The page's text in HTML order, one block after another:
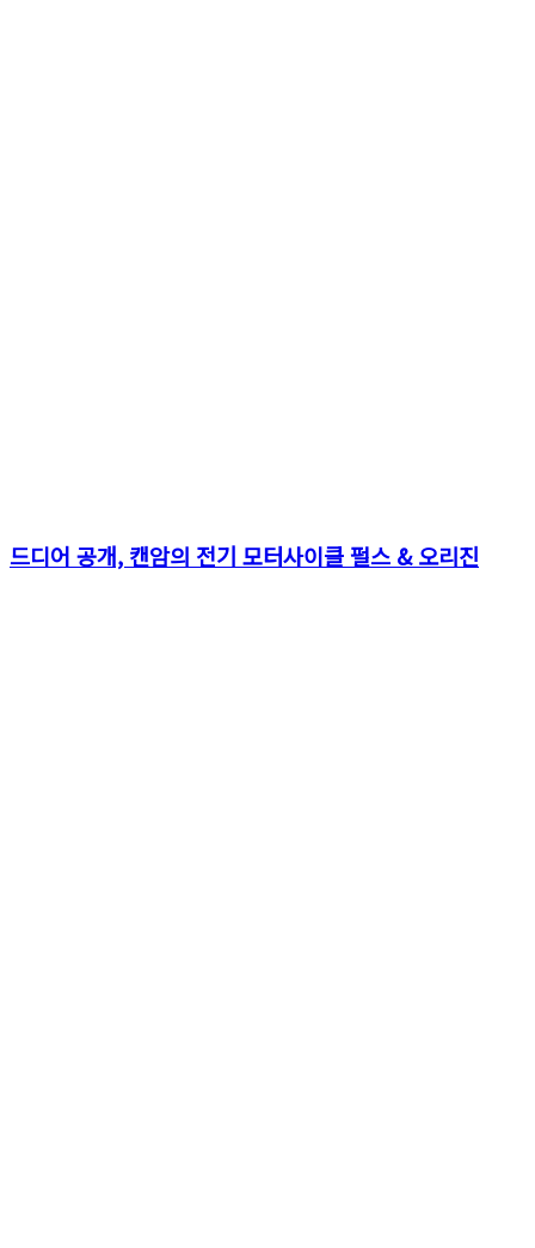
드디어 공개, 캔암의 전기 모터사이클 펄스 & 오리진